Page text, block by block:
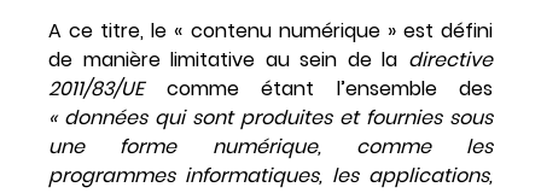
A ce titre, le « contenu numérique » est défini
de manière limitative au sein de la directive
2011/83/UEcomme étant l’ensemble des
« données qui sont produites et fournies sous
une forme numérique, comme les
programmes informatiques, les applications,